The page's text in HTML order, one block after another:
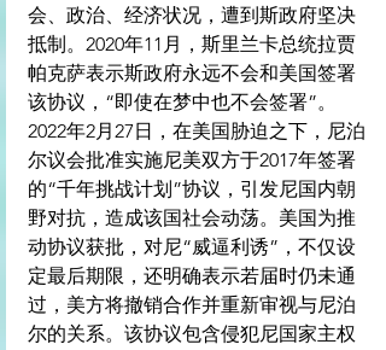
会、政治、经济状况，遭到斯政府坚决
抵制。2020年11月，斯里兰卡总统拉贾
帕克萨表示斯政府永远不会和美国签署
该协议，“即使在梦中也不会签署”。
2022年2月27日，在美国胁迫之下，尼泊
尔议会批准实施尼美双方于2017年签署
的“千年挑战计划”协议，引发尼国内朝
野对抗，造成该国社会动荡。美国为推
动协议获批，对尼“威逼利诱”，不仅设
定最后期限，还明确表示若届时仍未通
过，美方将撤销合作并重新审视与尼泊
尔的关系。该协议包含侵犯尼国家主权